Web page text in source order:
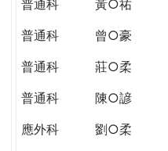
普通科
黃○祐
普通科
曾○豪
普通科
莊○柔
普通科
陳○諺
應外科
劉○柔